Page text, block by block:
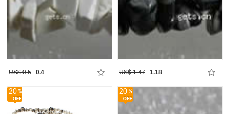
US$ 0.5 0.4 US$ 1.47 1.18
20 20